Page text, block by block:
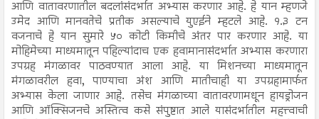
आणि वातावरणातील बदलांसंदर्भात अभ्यास करणार आहे. हे यान म्हणजे
उमेद आणि मानवतेचे प्रतीक असल्याचे युएईने म्हटले आहे. १.३ टन
वजनाचे हे यान सुमारे ५० कोटी किमीचे अंतर पार करणार आहे. या
मोहिमेच्या माध्यमातून पहिल्यांदाच एक हवामानासंदर्भात अभ्यास करणारा
उपग्रह मंगळावर पाठवण्यात आला आहे. या मिशनच्या माध्यमातून
मंगळावरील हवा, पाण्याचा अंश आणि मातीचाही या उपग्रहामार्फत
अभ्यास केला जाणार आहे. तसेच मंगळाच्या वातावरणामधून हायड्रोजन
आणि ऑक्सिजनचे अस्तित्व कसे संपुष्टात आले यासंदर्भातील महत्त्वाची